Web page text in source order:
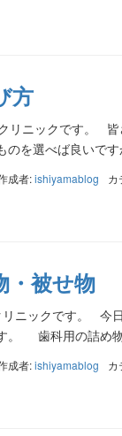
方
リニックです。
のを選べば良いで
成者:ishiyamablog カ
・被せ物
ニックです。 今
。 歯科用の詰め
成者:ishiyamablog カ